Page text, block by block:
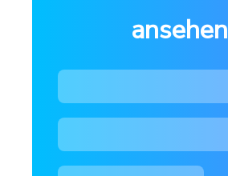
ansehen